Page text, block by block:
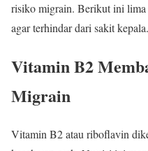
risiko migrain. Berikut ini
agar terhindar dari sakit kepala.
Vitamin B2
Migrain
Vitamin B2 atau riboflavin